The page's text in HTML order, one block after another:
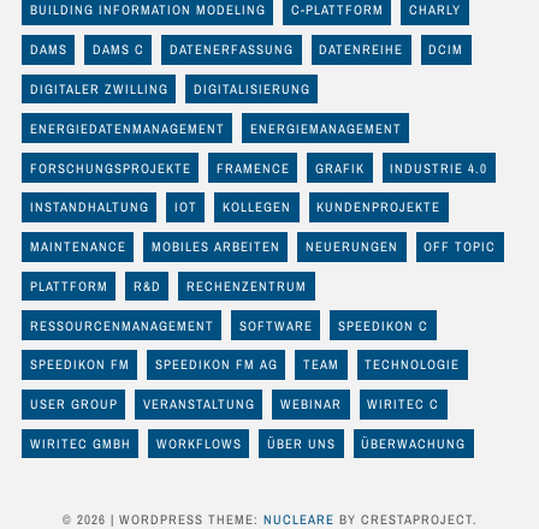
BUILDING INFORMATION MODELING C-PLATTFORM CHARLY
DAMS DAMS C DATENERFASSUNG DATENREIHE DCIM
DIGITALER ZWILLING DIGITALISIERUNG
ENERGIEDATENMANAGEMENT ENERGIEMANAGEMENT
FORSCHUNGSPROJEKTE FRAMENCE GRAFIK INDUSTRIE 4.0
INSTANDHALTUNG IOT KOLLEGEN KUNDENPROJEKTE
MAINTENANCE MOBILES ARBEITEN NEUERUNGEN OFF TOPIC
PLATTFORM R&D RECHENZENTRUM
RESSOURCENMANAGEMENT SOFTWARE SPEEDIKON C
SPEEDIKON FM SPEEDIKON FM AG TEAM TECHNOLOGIE
USER GROUP VERANSTALTUNG WEBINAR WIRITEC C
WIRITEC GMBH WORKFLOWS ÜBER UNS ÜBERWACHUNG
© 2026 | WORDPRESS THEME: NUCLEARE BY CRESTAPROJECT.